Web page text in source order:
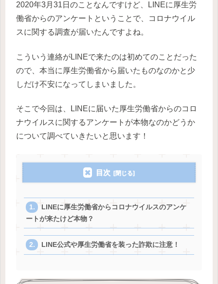
2020年3月31日のことなんですけど、LINEに厚生労
働省からのアンケートということで、コロナウイル
スに関する調査が届いたんですよね。
こういう連絡がLINEで来たのは初めてのことだった
ので、本当に厚生労働省から届いたものなのかと少
しだけ不安になってしまいました。
そこで今回は、LINEに届いた厚生労働省からのコロ
ナウイルスに関するアンケートが本物なのかどうか
について調べていきたいと思います！
目次
LINEに厚生労働省からコロナウイルスのアンケ
ートが来たけど本物？
LINE公式や厚生労働省を装った詐欺に注意！